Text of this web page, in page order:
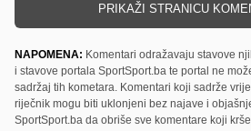
PRIKAŽI STRANICU
NAPOMENA: Komentari odražavaju stavove
i stavove portala SportSport.ba te portal ne
sadržaj tih kometara. Komentari koji sadrže
riječnik mogu biti uklonjeni bez najave i
SportSport.ba da obriše sve komentare koji